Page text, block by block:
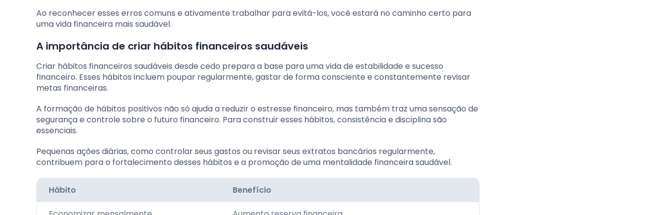
Ao reconhecer esses erros comuns e ativamente trabalhar para evitá-los, você estará no caminho certo para
uma vida financeira mais saudável.
A importância de criar hábitos financeiros saudáveis
Criar hábitos financeiros saudáveis desde cedo prepara a base para uma vida de estabilidade e sucesso
financeiro. Esses hábitos incluem poupar regularmente, gastar de forma consciente e constantemente revisar
metas financeiras.
A formação de hábitos positivos não só ajuda a reduzir o estresse financeiro, mas também traz uma sensação de
segurança e controle sobre o futuro financeiro. Para construir esses hábitos, consistência e disciplina são
essenciais.
Pequenas ações diárias, como controlar seus gastos ou revisar seus extratos bancários regularmente,
contribuem para o fortalecimento desses hábitos e a promoção de uma mentalidade financeira saudável.
Hábito Benefício